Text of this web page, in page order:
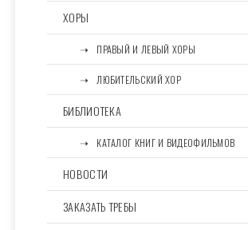
ХОРЫ
⠀⠀➝⠀ПРАВЫЙ И ЛЕВЫЙ ХОРЫ
⠀⠀➝⠀ЛЮБИТЕЛЬСКИЙ ХОР
БИБЛИОТЕКА
⠀⠀➝⠀КАТАЛОГ КНИГ И ВИДЕОФИЛЬМОВ
НОВОСТИ
ЗАКАЗАТЬ ТРЕБЫ